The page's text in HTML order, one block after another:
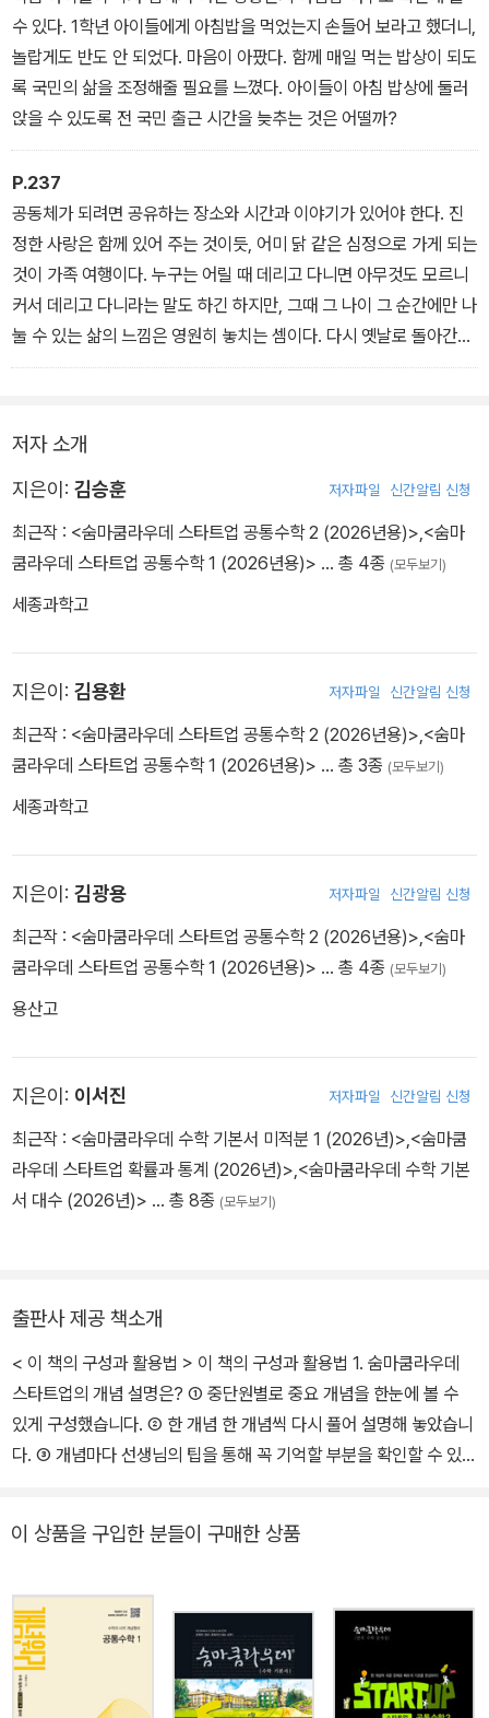
수 있다. 1학년 아이들에게 아침밥을 먹었는지 손들어 보라고 했더니,
놀랍게도 반도 안 되었다. 마음이 아팠다. 함께 매일 먹는 밥상이 되도
록 국민의 삶을 조정해줄 필요를 느꼈다. 아이들이 아침 밥상에 둘러
앉을 수 있도록 전 국민 출근 시간을 늦추는 것은 어떨까?
P.237
공동체가 되려면 공유하는 장소와 시간과 이야기가 있어야 한다. 진
정한 사랑은 함께 있어 주는 것이듯, 어미 닭 같은 심정으로 가게 되는
것이 가족 여행이다. 누구는 어릴 때 데리고 다니면 아무것도 모르니
커서 데리고 다니라는 말도 하긴 하지만, 그때 그 나이 그 순간에만 나
눌 수 있는 삶의 느낌은 영원히 놓치는 셈이다. 다시 옛날로 돌아간다
면, 아이들을 데리고 주말마다 놀러 다니는 일만은 꼭 많이 하고 싶다.
저자 소개
지은이: 김승훈 저자파일 신간알림 신청
최근작 : <숨마쿰라우데 스타트업 공통수학 2 (2026년용)>,<숨마
쿰라우데 스타트업 공통수학 1 (2026년용)> … 총 4종 (모두보기)
세종과학고
지은이: 김용환 저자파일 신간알림 신청
최근작 : <숨마쿰라우데 스타트업 공통수학 2 (2026년용)>,<숨마
쿰라우데 스타트업 공통수학 1 (2026년용)> … 총 3종 (모두보기)
세종과학고
지은이: 김광용 저자파일 신간알림 신청
최근작 : <숨마쿰라우데 스타트업 공통수학 2 (2026년용)>,<숨마
쿰라우데 스타트업 공통수학 1 (2026년용)> … 총 4종 (모두보기)
용산고
지은이: 이서진 저자파일 신간알림 신청
최근작 : <숨마쿰라우데 수학 기본서 미적분 1 (2026년)>,<숨마쿰
라우데 스타트업 확률과 통계 (2026년)>,<숨마쿰라우데 수학 기본
서 대수 (2026년)> … 총 8종 (모두보기)
출판사 제공 책소개
< 이 책의 구성과 활용법 > 이 책의 구성과 활용법 1. 숨마쿰라우데
스타트업의 개념 설명은? ① 중단원별로 중요 개념을 한눈에 볼 수
있게 구성했습니다. ② 한 개념 한 개념씩 다시 풀어 설명해 놓았습니
다. ③ 개념마다 선생님의 팁을 통해 꼭 기억할 부분을 확인할 수 있습
실전 연습을 할 수 있습니다. ③ 내신대비 Mini Test를 통해 실력을
되는 유형을 모아 구성하였습니다. 학교 시험을 본다고 생각하면서
실수하지 않고 문제를 다 풀 수 있는지, 문제 속에 적용된 개념은 어떤
것인지 파악해 볼 수 있습니다. 숨마쿰라우데 스타트업 이렇게 공부
하세요!! 1. 단원별로 어떤 개념이 나오는지 쭈~욱 훑어 봅니다. 2. 단
이 상품을 구입한 분들이 구매한 상품